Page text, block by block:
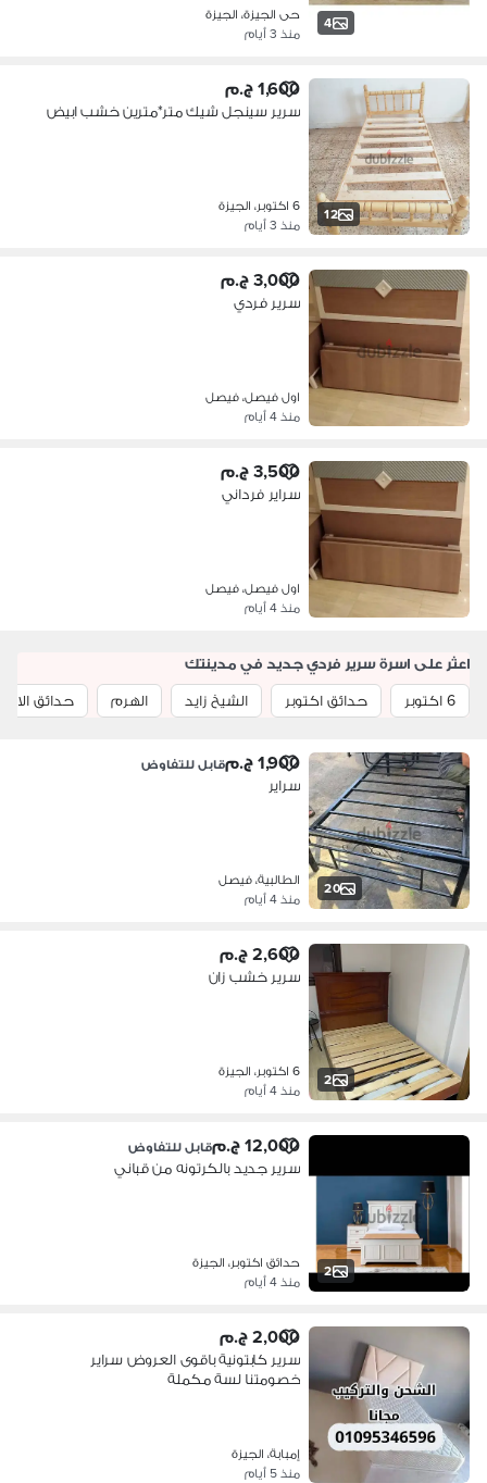
4
حى الجيزة، الجيزة
منذ 3 أيام
12
1,600 ج.م
سرير سينجل شيك متر*مترين خشب ابيض
6 اكتوبر، الجيزة
منذ 3 أيام
3,000 ج.م
سرير فردي
اول فيصل، فيصل
منذ 4 أيام
3,500 ج.م
سراير فرداني
اول فيصل، فيصل
منذ 4 أيام
اعثر على اسرة سرير فردي جديد في مدينتك
6 اكتوبر
حدائق اكتوبر الشيخ زايد الهرم حدائق
20
1,900 ج.م قابل للتفاوض
سراير
الطالبية، فيصل
منذ 4 أيام
2
2,600 ج.م
سرير خشب زان
6 اكتوبر، الجيزة
منذ 4 أيام
2
12,000 ج.م قابل للتفاوض
سرير جديد بالكرتونه من قباني
حدائق اكتوبر، الجيزة
منذ 4 أيام
2,000 ج.م
سرير كابتونية باقوى العروض سراير
خصومتنا لسة مكملة
إمبابة، الجيزة
منذ 5 أيام